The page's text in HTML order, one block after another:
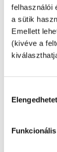
felhasználói
a sütik
Emellett
(kivéve a
kiválasztása
Funkcionális
A sorozat
Artúr maci
Nándi cica
Dani kutya